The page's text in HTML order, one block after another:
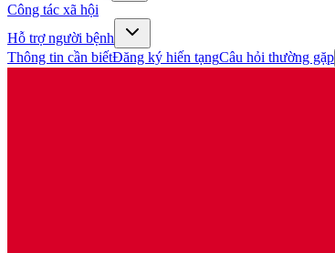
Công tác xã hội
Hỗ trợ người bệnh
Thông tin cần biếtĐăng ký hiến tạngCâu hỏi thường gặp